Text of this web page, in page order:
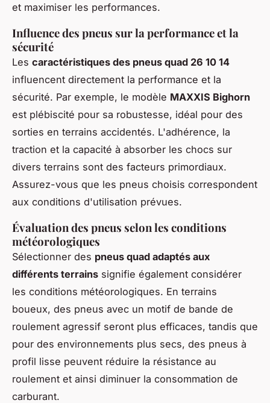
et maximiser les performances.
Influence des pneus sur la performance et la
sécurité
Les caractéristiques des pneus quad 26 10 14
influencent directement la performance et la
sécurité. Par exemple, le modèle MAXXIS Bighorn
est plébiscité pour sa robustesse, idéal pour des
sorties en terrains accidentés. L'adhérence, la
traction et la capacité à absorber les chocs sur
divers terrains sont des facteurs primordiaux.
Assurez-vous que les pneus choisis correspondent
aux conditions d'utilisation prévues.
Évaluation des pneus selon les conditions
météorologiques
Sélectionner des pneus quad adaptés aux
différents terrains signifie également considérer
les conditions météorologiques. En terrains
boueux, des pneus avec un motif de bande de
roulement agressif seront plus efficaces, tandis que
pour des environnements plus secs, des pneus à
profil lisse peuvent réduire la résistance au
roulement et ainsi diminuer la consommation de
carburant.